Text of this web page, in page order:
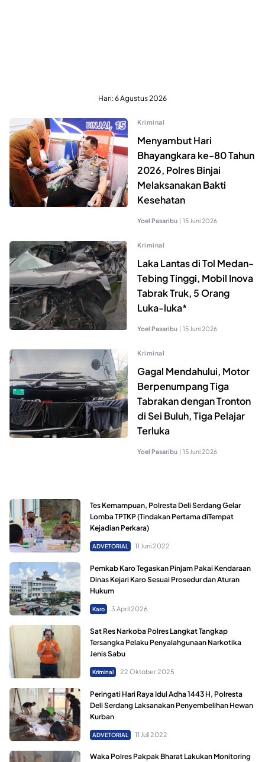
Hari:6 Agustus 2026
Kriminal
Menyambut Hari
Bhayangkara ke-80 Tahun
2026, Polres Binjai
Melaksanakan Bakti
Kesehatan
Yoel Pasaribu | 15 Juni 2026
Kriminal
Laka Lantas di Tol Medan-
Tebing Tinggi, Mobil Inova
Tabrak Truk, 5 Orang
Luka-luka*
Yoel Pasaribu | 15 Juni 2026
Kriminal
Gagal Mendahului, Motor
Berpenumpang Tiga
Tabrakan dengan Tronton
di Sei Buluh, Tiga Pelajar
Terluka
Yoel Pasaribu | 15 Juni 2026
Tes Kemampuan, Polresta Deli Serdang Gelar
Lomba TPTKP (Tindakan Pertama diTempat
Kejadian Perkara)
ADVETORIAL 11 Juni 2022
Pemkab Karo Tegaskan Pinjam Pakai Kendaraan
Dinas Kejari Karo Sesuai Prosedur dan Aturan
Hukum
Karo 3 April 2026
Sat Res Narkoba Polres Langkat Tangkap
Tersangka Pelaku Penyalahgunaan Narkotika
Jenis Sabu
Kriminal 22 Oktober 2025
Peringati Hari Raya Idul Adha 1443 H, Polresta
Deli Serdang Laksanakan Penyembelihan Hewan
Kurban
ADVETORIAL 11 Juli 2022
Waka Polres Pakpak Bharat Lakukan Monitoring